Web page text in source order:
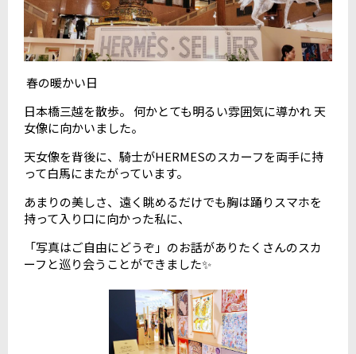
春の暖かい日
日本橋三越を散歩。 何かとても明るい雰囲気に導かれ 天
女像に向かいました。
天女像を背後に、騎士がHERMESのスカーフを両手に持
って白馬にまたがっています。
あまりの美しさ、遠く眺めるだけでも胸は踊りスマホを
持って入り口に向かった私に、
「写真はご自由にどうぞ」のお話がありたくさんのスカ
ーフと巡り会うことができました✨